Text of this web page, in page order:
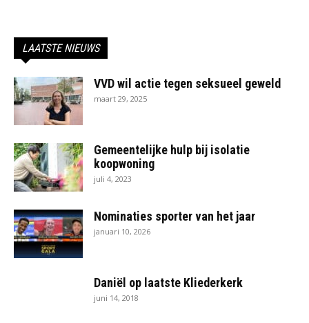
LAATSTE NIEUWS
VVD wil actie tegen seksueel geweld
maart 29, 2025
Gemeentelijke hulp bij isolatie
koopwoning
juli 4, 2023
Nominaties sporter van het jaar
januari 10, 2026
Daniël op laatste Kliederkerk
juni 14, 2018